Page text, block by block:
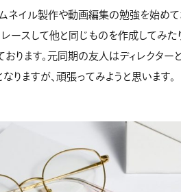
ムネイル製作や動画編集の勉強を始め
ースして他と同じものを作成してみ
ります。元同期の友人はディレクター
りますが、頑張ってみようと思います。